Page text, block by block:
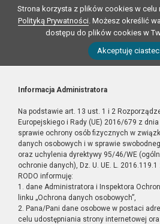
Strona korzysta z plików cookies w celu
Polityką Prywatności. Możesz określić
dostępu do plików cookies w
Akceptuję
Informacja Administratora
Na podstawie art. 13 ust. 1 i 2
Europejskiego i Rady (UE) 2016/679 z
sprawie ochrony osób fizycznych w
danych osobowych i w sprawie
oraz uchylenia dyrektywy 95/46/WE
ochronie danych), Dz. U. UE. L.
RODO informuję:
1. dane Administratora i Inspektora
linku „Ochrona danych osobowych”,
2. Pana/Pani dane osobowe w postaci
celu udostępniania strony internetowej